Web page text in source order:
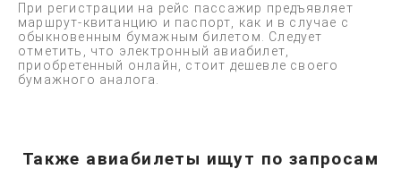
При регистрации на рейс пассажир предъявляет
маршрут-квитанцию и паспорт, как и в случае с
обыкновенным бумажным билетом. Следует
отметить, что электронный авиабилет,
приобретенный онлайн, стоит дешевле своего
бумажного аналога.
Также авиабилеты ищут по запросам